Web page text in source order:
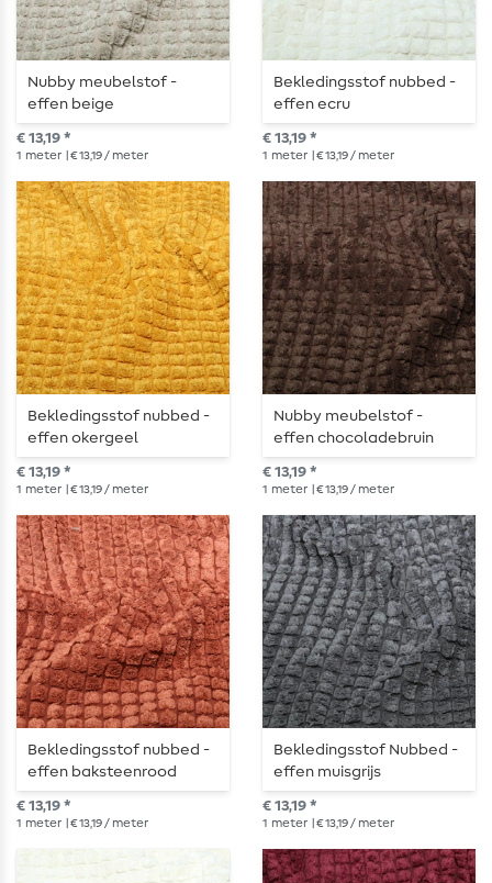
Nubby meubelstof -
effen beige
€ 13,19 *
1 meter | € 13,19 / meter
Bekledingsstof nubbed -
effen ecru
€ 13,19 *
1 meter | € 13,19 / meter
Bekledingsstof nubbed -
effen okergeel
€ 13,19 *
1 meter | € 13,19 / meter
Nubby meubelstof -
effen chocoladebruin
€ 13,19 *
1 meter | € 13,19 / meter
Bekledingsstof nubbed -
effen baksteenrood
€ 13,19 *
1 meter | € 13,19 / meter
Bekledingsstof Nubbed -
effen muisgrijs
€ 13,19 *
1 meter | € 13,19 / meter